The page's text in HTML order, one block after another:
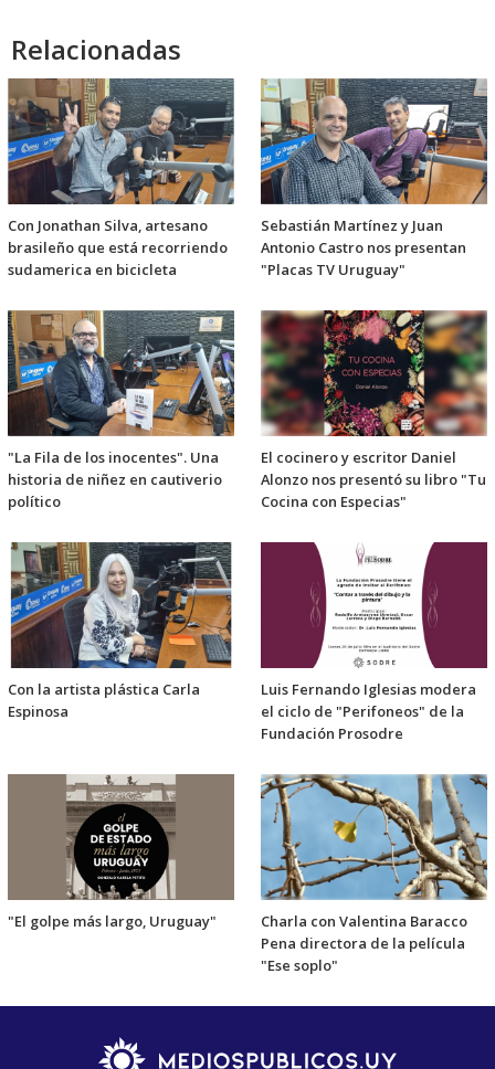
Relacionadas
Con Jonathan Silva, artesano
brasileño que está recorriendo
sudamerica en bicicleta
Sebastián Martínez y Juan
Antonio Castro nos presentan
"Placas TV Uruguay"
"La Fila de los inocentes". Una
historia de niñez en cautiverio
político
El cocinero y escritor Daniel
Alonzo nos presentó su libro "Tu
Cocina con Especias"
Con la artista plástica Carla
Espinosa
Luis Fernando Iglesias modera
el ciclo de "Perifoneos" de la
Fundación Prosodre
"El golpe más largo, Uruguay"
Charla con Valentina Baracco
Pena directora de la película
"Ese soplo"